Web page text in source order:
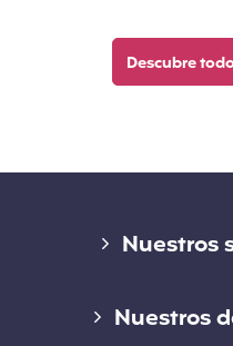
Descubre
Nuestros
Seguro
Nuestros